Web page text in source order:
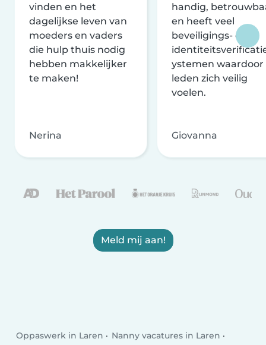
vinden en het
dagelijkse leven van
moeders en vaders
die hulp thuis nodig
hebben makkelijker
te maken!
Nerina
handig,
en heeft veel
beveiligings- en
ystemen waardoor
leden zich veilig
voelen.
Giovanna
Meld mij aan!
Oppaswerk in Laren
Nanny vacatures in Laren